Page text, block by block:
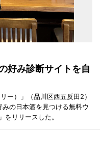
好み診断サイトを自
ー）」（品川区西五反田2）
の日本酒を見つける無料ウ
をリリースした。